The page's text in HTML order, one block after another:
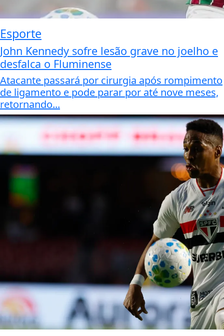
Esporte
John Kennedy sofre lesão grave no joelho e
desfalca o Fluminense
Atacante passará por cirurgia após rompimento
de ligamento e pode parar por até nove meses,
retornando...